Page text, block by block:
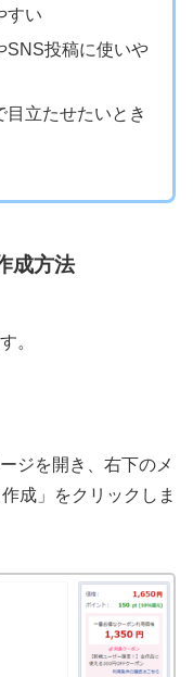
すい
SNS投稿に使いや
立たせたいとき
成方法
。
ジを開き、右下のメ
成」をクリックしま